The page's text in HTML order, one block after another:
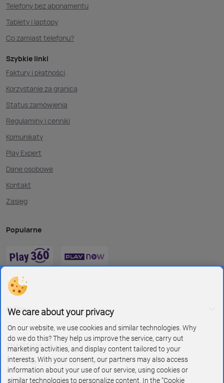
Telefony bez abonamentu
Tablety i laptopy
Co zamiast telefonu?
Szybkie linki
Faktury i płatności
Korzystanie za granicą
Status zamówienia
Regulaminy i cenniki
Komunikaty
Play Expert
Dane osobowe
Kontakt
Zasięg
Popularne
O Play
Znajdź nas na
We care about your privacy
On our website, we use cookies and similar technologies. Why
do we do this? They help us improve the service, carry out
marketing activities, and display content tailored to your
interests. With your consent, our partners may also access
information about your use of our service, using cookies or
similar technologies to personalize content. In the “Cookie